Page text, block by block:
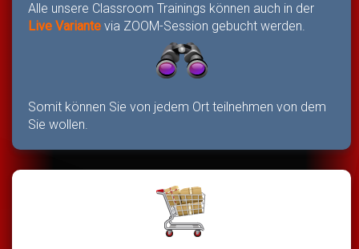
Alle unsere Classroom Trainings können auch in der
Live Variante via ZOOM-Session gebucht werden.
Somit können Sie von jedem Ort teilnehmen von dem
Sie wollen.